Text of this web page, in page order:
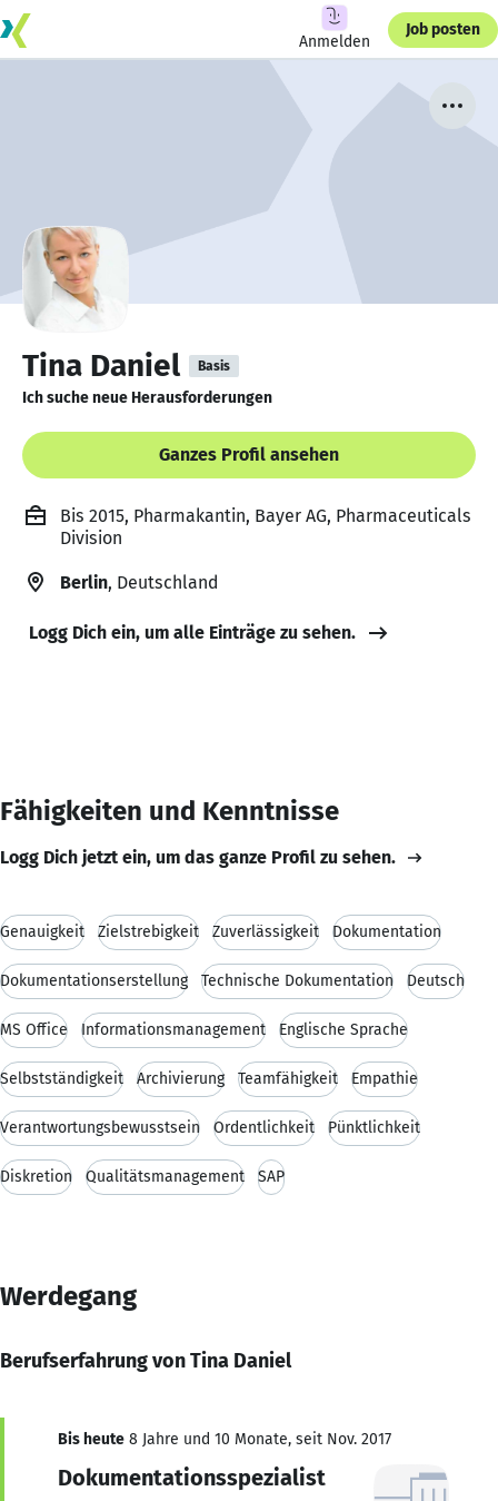
Anmelden
Job posten
Tina Daniel Basis
Ich suche neue Herausforderungen
Ganzes Profil ansehen
Bis 2015, Pharmakantin, Bayer AG, Pharmaceuticals
Division
Berlin, Deutschland
Logg Dich ein, um alle Einträge zu sehen.
Fähigkeiten und Kenntnisse
Logg Dich jetzt ein, um das ganze Profil zu sehen.
Genauigkeit Zielstrebigkeit Zuverlässigkeit Dokumentation
Dokumentationserstellung Technische Dokumentation Deutsch
MS Office Informationsmanagement Englische Sprache
Selbstständigkeit Archivierung Teamfähigkeit Empathie
Verantwortungsbewusstsein Ordentlichkeit Pünktlichkeit
Diskretion Qualitätsmanagement SAP
Werdegang
Berufserfahrung von Tina Daniel
Bis heute 8 Jahre und 10 Monate, seit Nov. 2017
Dokumentationsspezialist